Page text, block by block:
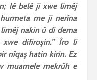
lê belê ji xwe limêj
me ji nerîna
nakin û di dema
difiroşin.” Îro li
nîqaş hatin kirin. Ez
muamele mekrûh e
3 Kasım
3037